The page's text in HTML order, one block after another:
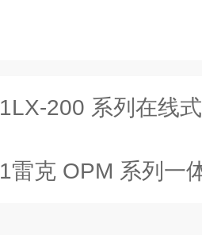
1LX-200 系列在线
1雷克 OPM 系列一体